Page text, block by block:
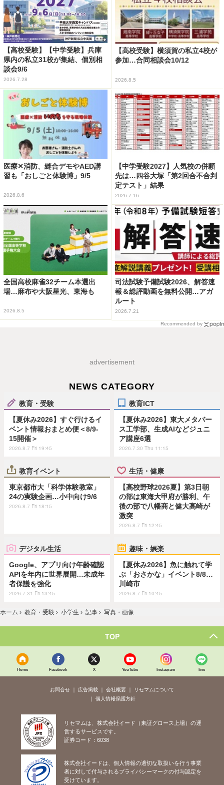
【高校受験】【中学受験】兵庫
県内の私立31校が集結、個別相
談会9/6
2026.7.28
【高校受験】横須賀の私立4校が
参加…合同相談会10/12
2026.8.5
医療✕消防、縫合デモやAED講
習も「おしごと体験博」9/5
2026.8.6
【中学受験2027】人気校の併願
先は…四谷大塚「第2回合不合判
定テスト」結果
2026.7.16
全国高校麻雀32チーム本選出
場…麻布や大阪星光、東海も
2026.8.5
司法試験予備試験2026、解答速
報＆総評動画を無料公開…アガ
ルート
2026.7.21
Recommended by
advertisement
NEWS CATEGORY
教育・受験
【夏休み2026】すぐ行けるイ
ベント情報おまとめ便＜8/9-
15開催＞
2026.8.7 Fri 19:45
教育ICT
【夏休み2026】東大メタバー
ス工学部、生成AIなどジュニ
ア講座6選
2026.7.30 Thu 11:15
教育イベント
東京都市大「科学体験教室」
24の実験企画…小中向け9/6
2026.8.7 Fri 18:15
生活・健康
【高校野球2026夏】第3日朝
の部は東海大甲府が勝利、午
後の部で八幡商と健大高崎が
激突
2026.8.7 Fri 12:45
デジタル生活
Google、アプリ向け年齢確認
APIを年内に世界展開…未成年
者保護を強化
2026.7.31 Fri 13:45
趣味・娯楽
【夏休み2026】魚に触れて学
ぶ「おさかな」イベント8/8…
川崎市
2026.8.7 Fri 10:45
ホーム › 教育・受験 › 小学生 › 記事 › 写真・画像
TOP
Home Facebook X YouTube Instagram line
お問合せ 広告掲載 会社概要
リセマムについて
個人情報保護方針
リセマムは、株式会社イード（東証グロース上場）の運
営するサービスです。
証券コード：6038
株式会社イードは、個人情報の適切な取扱いを行う事業
者に対して付与されるプライバシーマークの付与認定を
受けています。